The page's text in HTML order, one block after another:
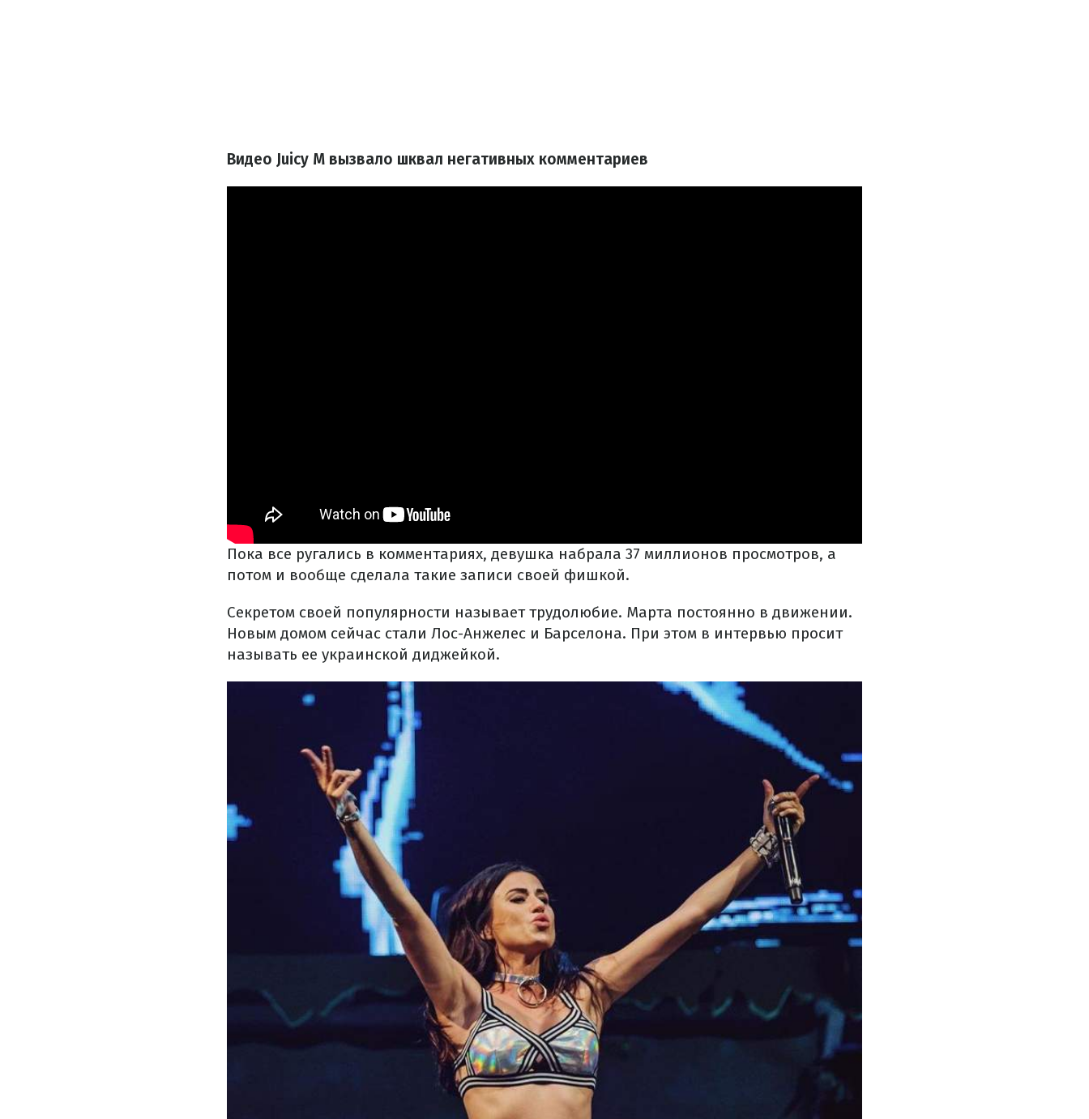
Видео Juicy M вызвало шквал негативных комментариев
Пока все ругались в комментариях, девушка набрала 37 миллионов просмотров, а
потом и вообще сделала такие записи своей фишкой.
Секретом своей популярности называет трудолюбие. Марта постоянно в движении.
Новым домом сейчас стали Лос-Анжелес и Барселона. При этом в интервью просит
называть ее украинской диджейкой.